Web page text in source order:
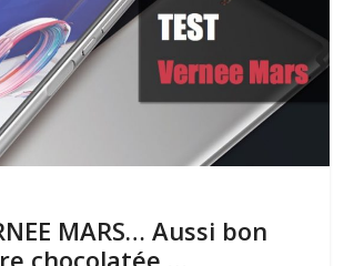
MARS… Aussi bon